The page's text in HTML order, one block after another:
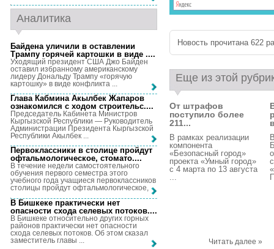
Новость прочитана 622
Еще из этой
От штрафов
поступило более
211...
В рамках реализации
компонента
«Безопасный город»
проекта «Умный город»
с 4 марта по 13 августа
...
Читать далее »
Аналитика
Байдена уличили в оставлении
Трампу горячей картошки в виде ....
Уходящий президент США Джо Байден
оставил избранному американскому
лидеру Дональду Трампу «горячую
картошку» в виде конфликта ...
Глава Кабмина Акылбек Жапаров
ознакомился с ходом строительс....
Председатель Кабинета Министров
Кыргызской Республики — Руководитель
Администрации Президента Кыргызской
Республики Акылбек ...
Первоклассники в столице пройдут
офтальмологическое, стомато....
В течение недели самостоятельного
обучения первого семестра этого
учебного года учащиеся первоклассников
столицы пройдут офтальмологическое, ...
В Бишкеке практически нет
опасности схода селевых потоков....
В Бишкеке относительно других горных
районов практически нет опасности
схода селевых потоков. Об этом сказал
заместитель главы ...